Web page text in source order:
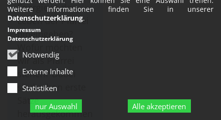
Weitere Informationen finden Sie in unserer
Datenschutzerklärung.
Notwendig
Externe Inhalte
Statistiken
nur Auswahl
Alle akzeptieren
Impressum
Datenschutzerklärung
Energie in das
Leben der Pfarrei
hineingeben?
Wofür möchten
wir als Pfarrei
stehen? Dabei
sind schon erste
Sätze
herausgekommen